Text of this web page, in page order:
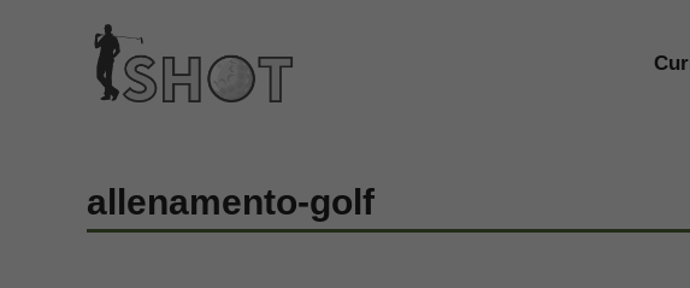
contenuto
allenamento-golf